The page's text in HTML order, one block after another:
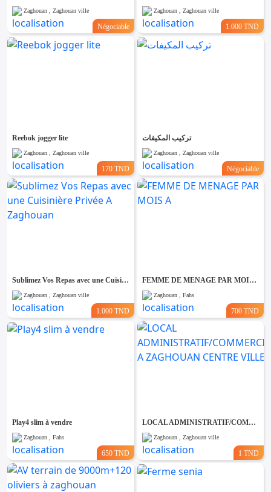
Zaghouan , Zaghouan ville
Négociable
Zaghouan , Zaghouan ville
1.000 TND
Reebok jogger lite
Zaghouan , Zaghouan ville
170 TND
تركيب المكيفات
Zaghouan , Zaghouan ville
Négociable
Sublimez Vos Repas avec une Cuisinière Privée A Zaghouan
Zaghouan , Zaghouan ville
1.000 TND
FEMME DE MENAGE PAR MOIS A
Zaghouan , Fahs
700 TND
Play4 slim à vendre
Zaghouan , Fahs
650 TND
LOCAL ADMINISTRATIF/COMMERCIAL A ZAGHOUAN CENTRE VILLE
Zaghouan , Zaghouan ville
1 TND